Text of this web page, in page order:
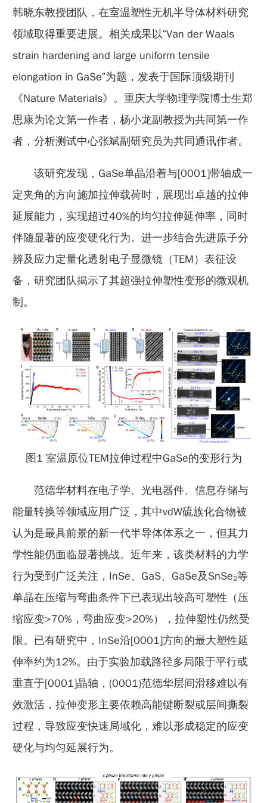
韩晓东教授团队，在室温塑性无机半导体材料研究
领域取得重要进展。相关成果以“Van der Waals
strain hardening and large uniform tensile
elongation in GaSe”为题，发表于国际顶级期刊
《Nature Materials》。重庆大学物理学院博士生郑
思康为论文第一作者，杨小龙副教授为共同第一作
者，分析测试中心张斌副研究员为共同通讯作者。
该研究发现，GaSe单晶沿着与[0001]带轴成一
定夹角的方向施加拉伸载荷时，展现出卓越的拉伸
延展能力，实现超过40%的均匀拉伸延伸率，同时
伴随显著的应变硬化行为。进一步结合先进原子分
辨及应力定量化透射电子显微镜（TEM）表征设
备，研究团队揭示了其超强拉伸塑性变形的微观机
制。
图1 室温原位TEM拉伸过程中GaSe的变形行为
范德华材料在电子学、光电器件、信息存储与
能量转换等领域应用广泛，其中vdW硫族化合物被
认为是最具前景的新一代半导体体系之一，但其力
学性能仍面临显著挑战。近年来，该类材料的力学
行为受到广泛关注，InSe、GaS、GaSe及SnSe₂等
单晶在压缩与弯曲条件下已表现出较高可塑性（压
缩应变>70%，弯曲应变>20%），拉伸塑性仍然受
限。已有研究中，InSe沿[0001]方向的最大塑性延
伸率约为12%。由于实验加载路径多局限于平行或
垂直于[0001]晶轴，(0001)范德华层间滑移难以有
效激活，拉伸变形主要依赖高能键断裂或层间撕裂
过程，导致应变快速局域化，难以形成稳定的应变
硬化与均匀延展行为。